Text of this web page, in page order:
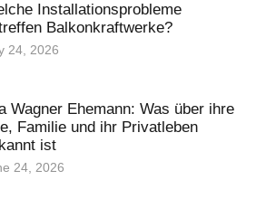
Installationsprobleme
Balkonkraftwerke?
24, 2026
Wagner Ehemann: Was über ihre
Familie und ihr Privatleben
ist
24, 2026